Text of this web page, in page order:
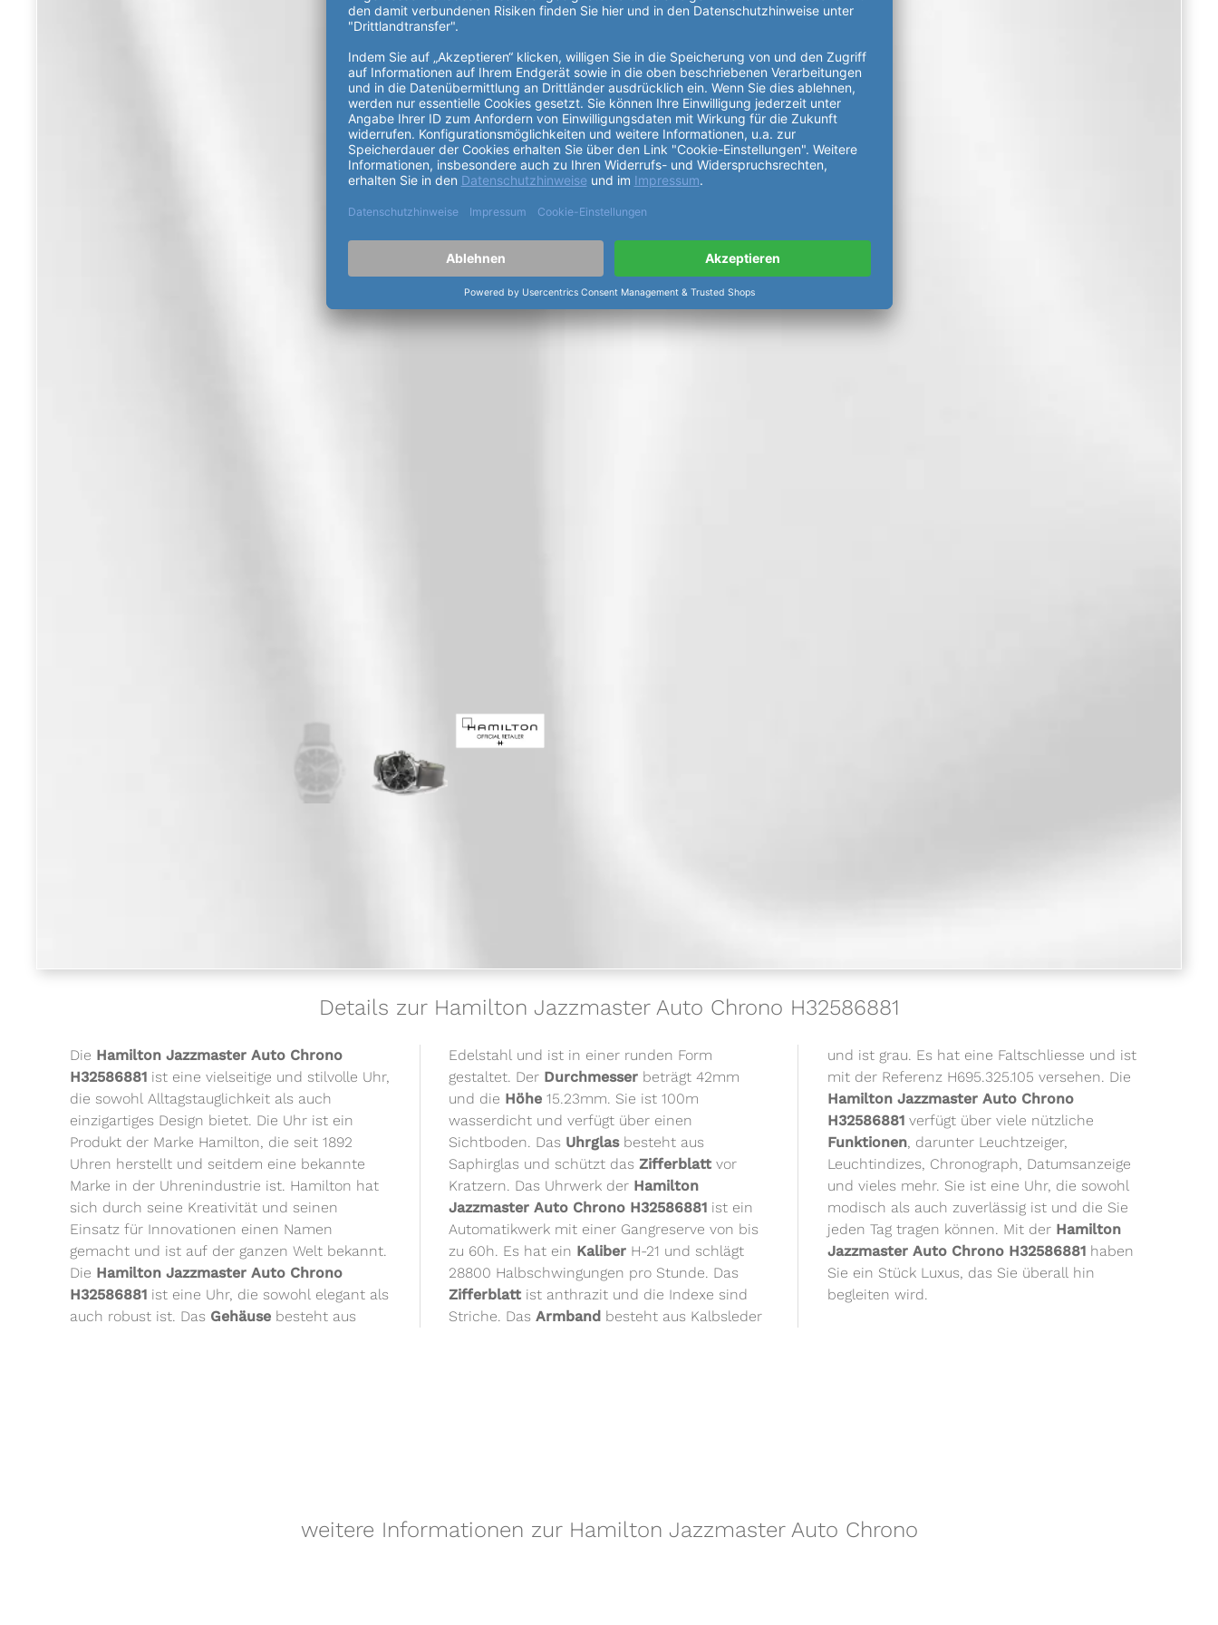
Details zur Hamilton Jazzmaster Auto Chrono H32586881
Die Hamilton Jazzmaster Auto Chrono
H32586881 ist eine vielseitige und stilvolle Uhr,
die sowohl Alltagstauglichkeit als auch
einzigartiges Design bietet. Die Uhr ist ein
Produkt der Marke Hamilton, die seit 1892
Uhren herstellt und seitdem eine bekannte
Marke in der Uhrenindustrie ist. Hamilton hat
sich durch seine Kreativität und seinen
Einsatz für Innovationen einen Namen
gemacht und ist auf der ganzen Welt bekannt.
Die Hamilton Jazzmaster Auto Chrono
H32586881 ist eine Uhr, die sowohl elegant als
auch robust ist. Das Gehäuse besteht aus
Edelstahl und ist in einer runden Form
gestaltet. Der Durchmesser beträgt 42mm
und die Höhe 15.23mm. Sie ist 100m
wasserdicht und verfügt über einen
Sichtboden. Das Uhrglasbesteht aus
Saphirglas und schützt dasZifferblatt vor
Kratzern. Das Uhrwerk der Hamilton
Jazzmaster Auto Chrono H32586881 ist ein
Automatikwerk mit einer Gangreserve von bis
zu 60h. Es hat ein Kaliber H-21 und schlägt
28800 Halbschwingungen pro Stunde. Das
Zifferblatt ist anthrazit und die Indexe sind
Striche. DasArmband besteht aus Kalbsleder
und ist grau. Es hat eine Faltschliesse und ist
mit der Referenz H695.325.105 versehen. Die
Hamilton Jazzmaster Auto Chrono
H32586881verfügt über viele nützliche
Funktionen, darunter Leuchtzeiger,
Leuchtindizes, Chronograph, Datumsanzeige
und vieles mehr. Sie ist eine Uhr, die sowohl
modisch als auch zuverlässig ist und die Sie
jeden Tag tragen können. Mit der Hamilton
Jazzmaster Auto Chrono H32586881haben
Sie ein Stück Luxus, das Sie überall hin
begleiten wird.
weitere Informationen zur Hamilton Jazzmaster Auto Chrono